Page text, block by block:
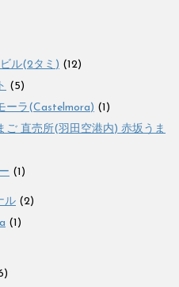
ル(2タミ) (12)
(5)
ーラ(Castelmora) (1)
ご 直売所(羽田空港内) 赤坂うま
(1)
ル (2)
(1)